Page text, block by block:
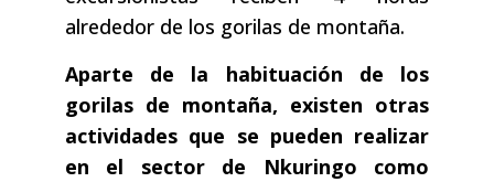
alrededor de los gorilas de montaña.
Aparte de la habituación de los
gorilas de montaña, existen otras
actividades que se pueden realizar
en el sector de Nkuringo como